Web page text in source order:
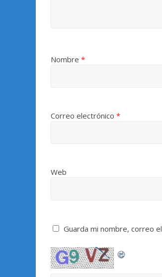
Nombre *
Correo electrónico *
Web
Guarda mi nombre, correo